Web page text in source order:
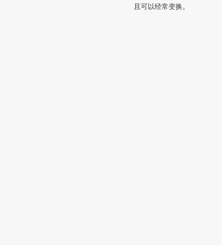
且可以经常变换。